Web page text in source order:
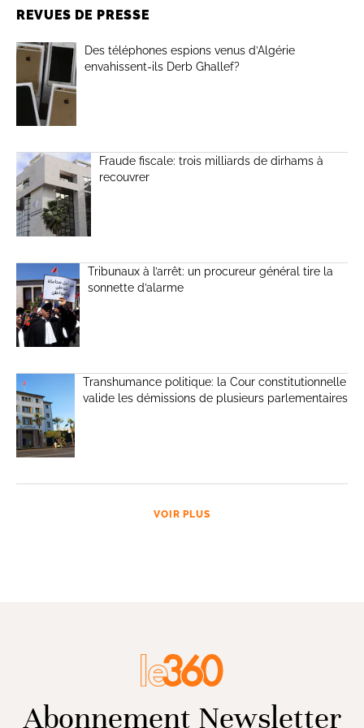
REVUES DE PRESSE
Des téléphones espions venus d’Algérie
envahissent-ils Derb Ghallef?
Fraude fiscale: trois milliards de dirhams à
recouvrer
Tribunaux à l’arrêt: un procureur général tire la
sonnette d’alarme
Transhumance politique: la Cour constitutionnelle
valide les démissions de plusieurs parlementaires
VOIR PLUS
Abonnement Newsletter